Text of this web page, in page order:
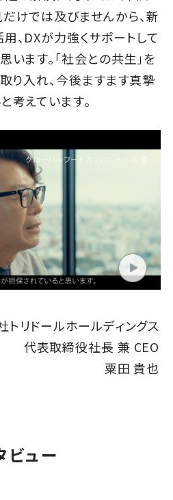
けでは及びませんから、新
、DXが力強くサポートして
います。「社会との共生」を
り入れ、今後ますます真摯
考えています。
トリドールホールディングス
代表取締役社長 兼 CEO
粟田 貴也
ビュー